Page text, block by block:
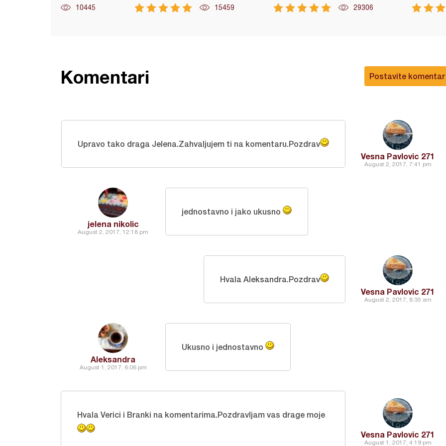
10445 15459 29306
Postavite komentar
Komentari
Vesna Pavlovic 271
August 2, 2017, 7:41 pm
Upravo tako draga Jelena.Zahvaljujem ti na komentaru.Pozdrav
jelena nikolic
August 2, 2017, 12:18 pm
jednostavno i jako ukusno
Vesna Pavlovic 271
August 2, 2017, 8:35 am
Hvala Aleksandra.Pozdrav
Aleksandra
August 1, 2017, 6:06 pm
Ukusno i jednostavno
Vesna Pavlovic 271
August 1, 2017, 4:19 pm
Hvala Verici i Branki na komentarima.Pozdravljam vas drage moje